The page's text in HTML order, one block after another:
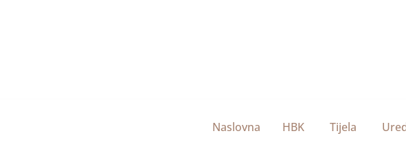
Naslovna HBK Tijela